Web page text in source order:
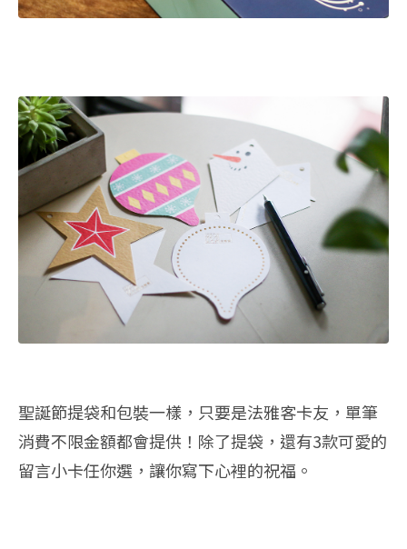
聖誕節提袋和包裝一樣，只要是法雅客卡友，單筆
消費不限金額都會提供！除了提袋，還有3款可愛的
留言小卡任你選，讓你寫下心裡的祝福。